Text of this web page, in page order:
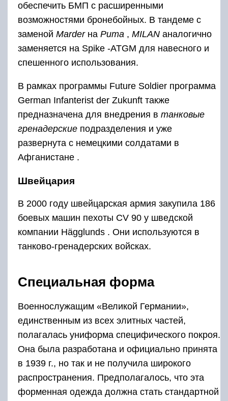
обеспечить БМП с расширенными
возможностями бронебойных. В тандеме с
заменой Marderна Puma , MILAN аналогично
заменяется на Spike -ATGM для навесного и
спешенного использования.
В рамках программы Future Soldier программа
German Infanterist der Zukunft также
предназначена для внедрения в танковые
гренадерские подразделения и уже
развернута с немецкими солдатами в
Афганистане .
Швейцария
В 2000 году швейцарская армия закупила 186
боевых машин пехоты CV 90 у шведской
компании Hägglunds . Они используются в
танково-гренадерских войсках.
Специальная форма
Военнослужащим «Великой Германии»,
единственным из всех элитных частей,
полагалась униформа специфического покроя.
Она была разработана и официально принята
в 1939 г., но так и не получила широкого
распространения. Предполагалось, что эта
форменная одежда должна стать стандартной